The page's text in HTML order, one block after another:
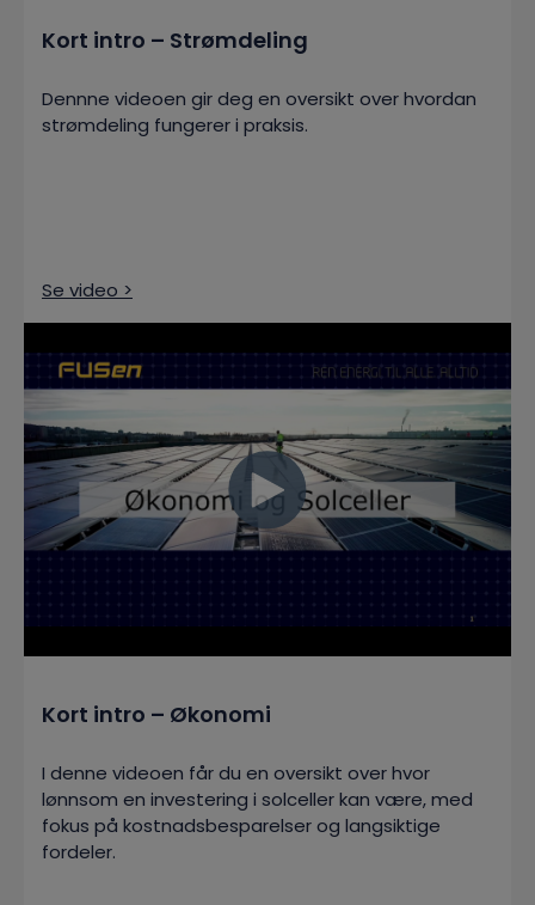
Kort intro – Strømdeling
Dennne videoen gir deg en oversikt over hvordan
strømdeling fungerer i praksis.
Se video >
Kort intro – Økonomi
I denne videoen får du en oversikt over hvor
lønnsom en investering i solceller kan være, med
fokus på kostnadsbesparelser og langsiktige
fordeler.